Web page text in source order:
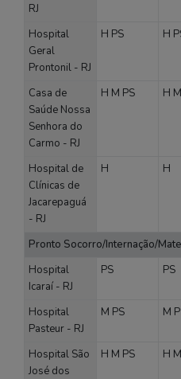
RJ
Hospital
Geral
Prontonil - RJ
H PS H
Casa de
Saúde Nossa
Senhora do
Carmo - RJ
H M PS H M
Hospital de
Clínicas de
Jacarepaguá
- RJ
H H
Pronto Socorro/Internação/
Hospital
Icaraí - RJ
PS PS
Hospital
Pasteur - RJ
M PS M
Hospital São
José dos
H M PS H M